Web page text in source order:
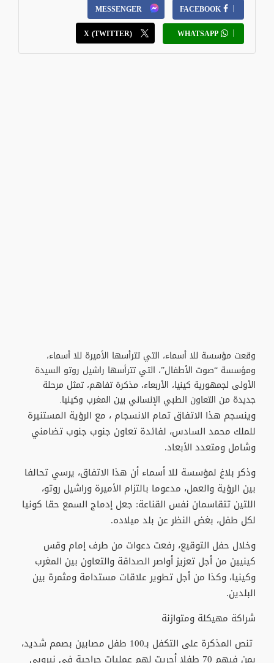
FACEBOOK
MESSENGER
WHATSAPP
X (TWITTER)
وقعت مؤسسة للا أسماء، التي تترأسها الأميرة للا أسماء،
ومؤسسة “صوت الأطفال”، التي تترأسها راشيل روتو السيدة
الأولى لجمهورية كينيا، الأربعاء، مذكرة تفاهم، تمثل مرحلة
جديدة من التعاون الطبي الإنساني بين المغرب وكينيا.
وينسجم هذا الاتفاق تمام الانسجام ، مع الرؤية المستنيرة
للملك محمد السادس، لفائدة تعاون جنوب جنوب تضامني
وشامل ومتعدد الأبعاد.
وذكر بلاغ لمؤسسة للا أسماء أن هذا الاتفاق، يرسي تحالفا
بين الرؤية والعمل، مدعوما بالتزام الأميرة وراشيل روتو،
اللتين تتقاسمان نفس القناعة: جعل إدماج السمع حقا كونيا
لكل طفل، بغض النظر عن بلد ميلاده.
وخلال حفل التوقيع، رفعت دعوات من طرف إمام وقس
كينيين من أجل تعزيز أواصر الصداقة والتعاون بين المغرب
وكينيا، وكذا من أجل تطوير علاقات مستدامة ومثمرة بين
البلدين.
شراكة مهيكلة ومتوازنة
تنص المذكرة على التكفل بـ100 طفل مصابين بصمم شديد،
بمن فيهم 70 طفلا أجريت لهم عمليات جراحية في نيروبي